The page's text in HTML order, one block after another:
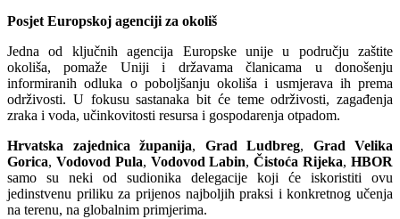
Posjet Europskoj agenciji za okoliš
Jedna od ključnih agencija Europske unije u području zaštite
okoliša, pomaže Uniji i državama članicama u donošenju
informiranih odluka o poboljšanju okoliša i usmjerava ih prema
održivosti. U fokusu sastanaka bit će teme održivosti, zagađenja
zraka i voda, učinkovitosti resursa i gospodarenja otpadom.
Hrvatska zajednica županija, Grad Ludbreg, Grad Velika
Gorica, Vodovod Pula, Vodovod Labin,Čistoća Rijeka,HBOR
samo su neki od sudionika delegacije koji će iskoristiti ovu
jedinstvenu priliku za prijenos najboljih praksi i konkretnog učenja
na terenu, na globalnim primjerima.